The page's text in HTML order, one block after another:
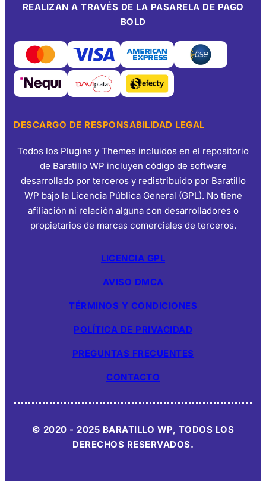
REALIZAN A TRAVÉS DE LA PASARELA DE PAGO
BOLD
DESCARGO DE RESPONSABILIDAD LEGAL
Todos los Plugins y Themes incluidos en el repositorio
de Baratillo WP incluyen código de software
desarrollado por terceros y redistribuido por Baratillo
WP bajo la Licencia Pública General (GPL). No tiene
afiliación ni relación alguna con desarrolladores o
propietarios de marcas comerciales de terceros.
LICENCIA GPL
AVISO DMCA
TÉRMINOS Y CONDICIONES
POLÍTICA DE PRIVACIDAD
PREGUNTAS FRECUENTES
CONTACTO
© 2020 - 2025 BARATILLO WP, TODOS LOS
DERECHOS RESERVADOS.